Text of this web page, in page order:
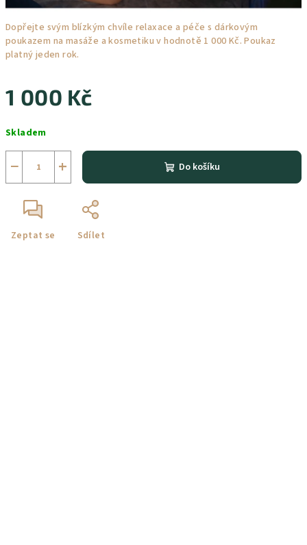
Dopřejte svým blízkým chvíle relaxace a péče s dárkovým
poukazem na masáže a kosmetiku v hodnotě 1 000 Kč. Poukaz
platný jeden rok.
1 000 Kč
cena:
Skladem
+
− Do košíku
Zeptat se Sdílet